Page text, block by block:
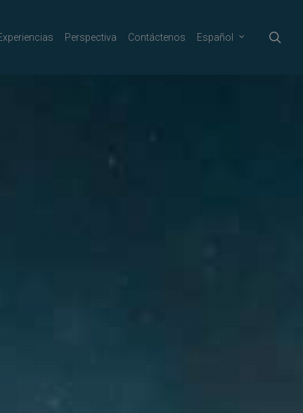
Perspectiva Contáctenos Español